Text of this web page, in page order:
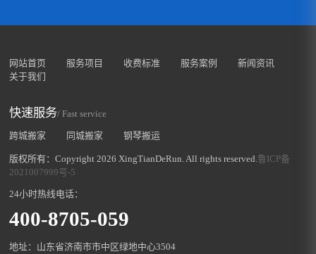
网站首页 服务项目 收费标准 服务案例
新闻资讯
关于我们
快速服务/ Fast service
跨城搬家 同城搬家 钢琴搬运
版权所有：Copyright 2026 XingTianDeRun. All rights reserved.鲁ICP备
2021007999号-5
24小时热线电话：
400-8705-059
地址：山东省济南市市中区绿地中心3504